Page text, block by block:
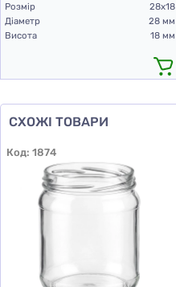
Розмір
28х18
Діаметр
28 мм
Висота
18 мм
СХОЖІ ТОВАРИ
Код: 1874